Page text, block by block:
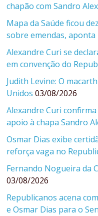
chapão com Sandro Alex
Mapa da Saúde ficou
sobre emendas, aponta
Alexandre Curi se
em convenção do
Judith Levine: O
Unidos 03/08/2026
Alexandre Curi
apoio à chapa Sandro
Osmar Dias exibe
reforça vaga no
Fernando Nogueira da
03/08/2026
Republicanos acena
e Osmar Dias para o